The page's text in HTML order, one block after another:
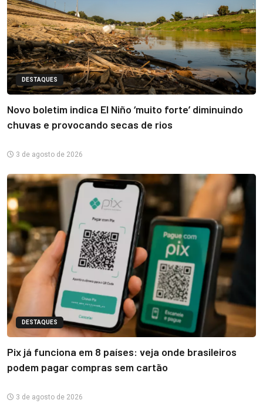
DESTAQUES
Novo boletim indica El Niño ‘muito forte’ diminuindo
chuvas e provocando secas de rios
3 de agosto de 2026
DESTAQUES
Pix já funciona em 8 países: veja onde brasileiros
podem pagar compras sem cartão
3 de agosto de 2026